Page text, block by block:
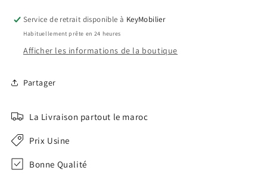
bois
Ref
bois
Ref
Service de retrait disponible à KeyMobilier
Habituellement prête en 24 heures
Afficher les informations de la boutique
Partager
La Livraison partout le maroc
Prix Usine
Bonne Qualité